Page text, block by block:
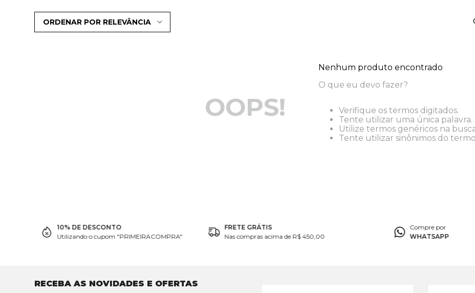
ORDENAR POR RELEVÂNCIA
OOPS!
Nenhum produto encontrado
O que eu devo fazer?
Verifique os termos digitados.
Tente utilizar uma única palavra.
Utilize termos genéricos na
Tente utilizar sinônimos do
10% DE DESCONTO
Utilizando o cupom "PRIMEIRACOMPRA"
FRETE GRÁTIS
Nas compras acima de R$ 450,00
Compre por
WHATSAPP
RECEBA AS NOVIDADES E OFERTAS